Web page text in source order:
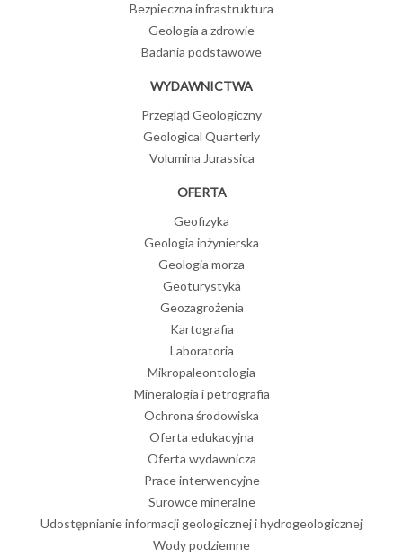
Bezpieczna infrastruktura
Geologia a zdrowie
Badania podstawowe
WYDAWNICTWA
Przegląd Geologiczny
Geological Quarterly
Volumina Jurassica
OFERTA
Geofizyka
Geologia inżynierska
Geologia morza
Geoturystyka
Geozagrożenia
Kartografia
Laboratoria
Mikropaleontologia
Mineralogia i petrografia
Ochrona środowiska
Oferta edukacyjna
Oferta wydawnicza
Prace interwencyjne
Surowce mineralne
Udostępnianie informacji geologicznej i hydrogeologicznej
Wody podziemne